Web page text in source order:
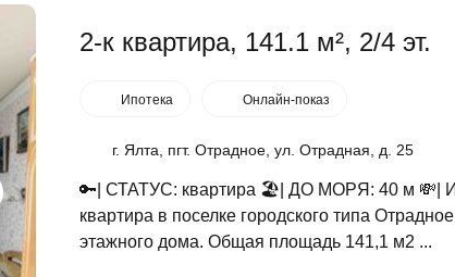
2-к квартира, 141.1 м², 2/4 эт.
Ипотека Онлайн-показ
г. Ялта, пгт. Отрадное, ул. Отрадная, д. 25
🔑| СТАТУС: квартира 🏖️| ДО МОРЯ: 40 м 💸|
квартира в поселке городского типа
этажного дома. Общая площадь 141,1 м2 ...